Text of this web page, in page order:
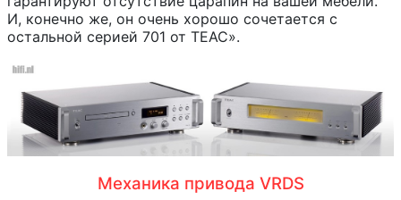
И, конечно же, он очень хорошо сочетается с
остальной серией 701 от TEAC».
Механика привода VRDS